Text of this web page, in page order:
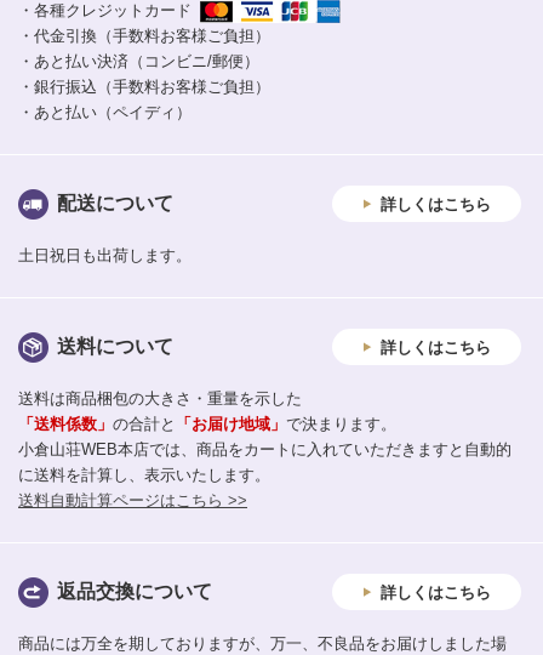
・各種クレジットカード
・代金引換（手数料お客様ご負担）
・あと払い決済（コンビニ/郵便）
・銀行振込（手数料お客様ご負担）
・あと払い（ペイディ）
配送について 詳しくはこちら
土日祝日も出荷します。
送料について 詳しくはこちら
送料は商品梱包の大きさ・重量を示した
「送料係数」 の合計と 「お届け地域」 で決まります。
小倉山荘WEB本店では、商品をカートに入れていただきますと自動的
に送料を計算し、表示いたします。
送料自動計算ページはこちら >>
返品交換について 詳しくはこちら
商品には万全を期しておりますが、万一、不良品をお届けしました場